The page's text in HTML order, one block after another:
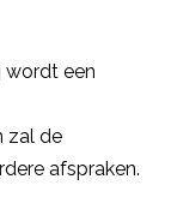
wordt een
zal de
afspraken.